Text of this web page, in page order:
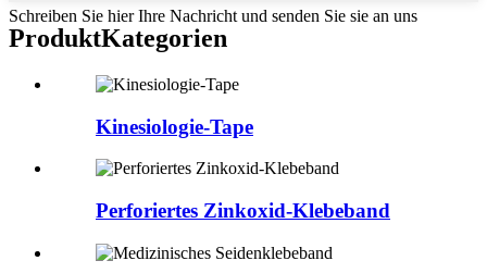
Schreiben Sie hier Ihre Nachricht und senden Sie sie an uns
ProduktKategorien
Kinesiologie-Tape
Perforiertes Zinkoxid-Klebeband